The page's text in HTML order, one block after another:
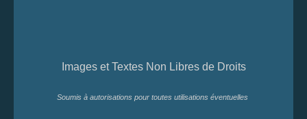
Images et Textes Non Libres de Droits
Soumis à autorisations pour toutes utilisations éventuelles